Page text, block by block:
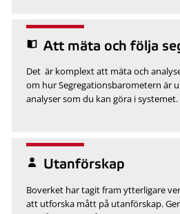
Att mäta och följa
Det är komplext att mäta och
om hur Segregationsbarometern är
analyser som du kan göra i systemet.
Utanförskap
Boverket har tagit fram ytterligare
att utforska mått på utanförskap.